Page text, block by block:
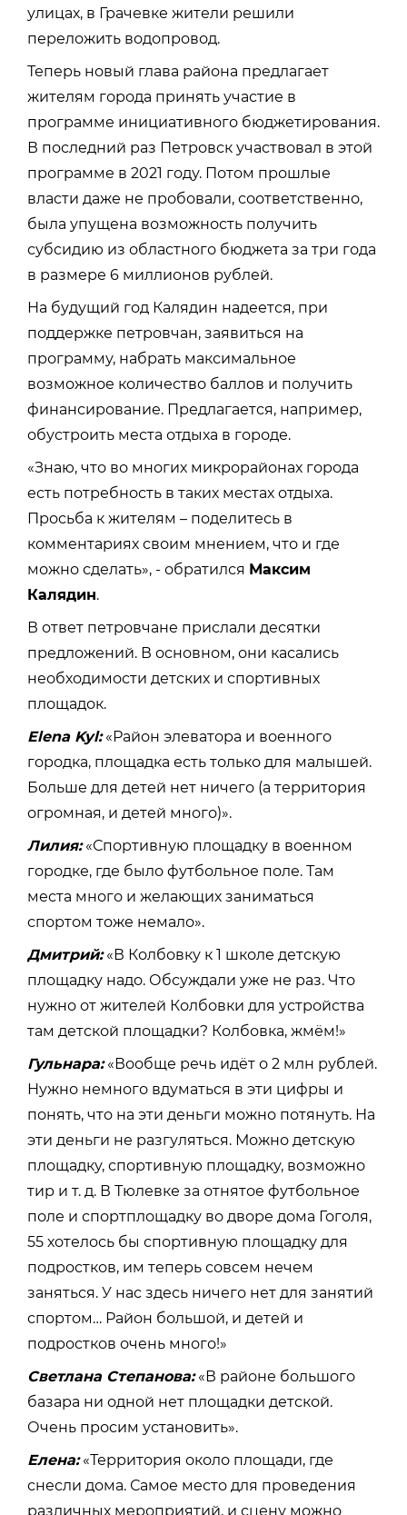
улицах, в Грачевке жители решили
переложить водопровод.
Теперь новый глава района предлагает
жителям города принять участие в
программе инициативного бюджетирования.
В последний раз Петровск участвовал в этой
программе в 2021 году. Потом прошлые
власти даже не пробовали, соответственно,
была упущена возможность получить
субсидию из областного бюджета за три года
в размере 6 миллионов рублей.
На будущий год Калядин надеется, при
поддержке петровчан, заявиться на
программу, набрать максимальное
возможное количество баллов и получить
финансирование. Предлагается, например,
обустроить места отдыха в городе.
«Знаю, что во многих микрорайонах города
есть потребность в таких местах отдыха.
Просьба к жителям – поделитесь в
комментариях своим мнением, что и где
можно сделать», - обратился Максим
Калядин.
В ответ петровчане прислали десятки
предложений. В основном, они касались
необходимости детских и спортивных
площадок.
Elena Kyl:«Район элеватора и военного
городка, площадка есть только для малышей.
Больше для детей нет ничего (а территория
огромная, и детей много)».
Лилия:«Спортивную площадку в военном
городке, где было футбольное поле. Там
места много и желающих заниматься
спортом тоже немало».
Дмитрий:«В Колбовку к 1 школе детскую
площадку надо. Обсуждали уже не раз. Что
нужно от жителей Колбовки для устройства
там детской площадки? Колбовка, жмём!»
Гульнара:«Вообще речь идёт о 2 млн рублей.
Нужно немного вдуматься в эти цифры и
понять, что на эти деньги можно потянуть. На
эти деньги не разгуляться. Можно детскую
площадку, спортивную площадку, возможно
тир и т. д. В Тюлевке за отнятое футбольное
поле и спортплощадку во дворе дома Гоголя,
55 хотелось бы спортивную площадку для
подростков, им теперь совсем нечем
заняться. У нас здесь ничего нет для занятий
спортом… Район большой, и детей и
подростков очень много!»
Светлана Степанова:«В районе большого
базара ни одной нет площадки детской.
Очень просим установить».
Елена:«Территория около площади, где
снесли дома. Самое место для проведения
различных мероприятий, и сцену можно